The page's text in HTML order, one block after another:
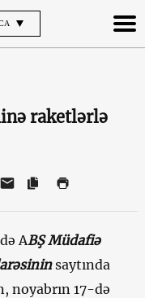
raketlərlə
ABŞ Müdafiə
saytında
noyabrın 17-də